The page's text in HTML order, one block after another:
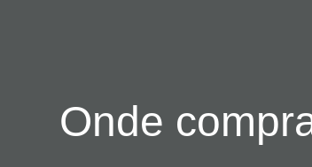
Onde